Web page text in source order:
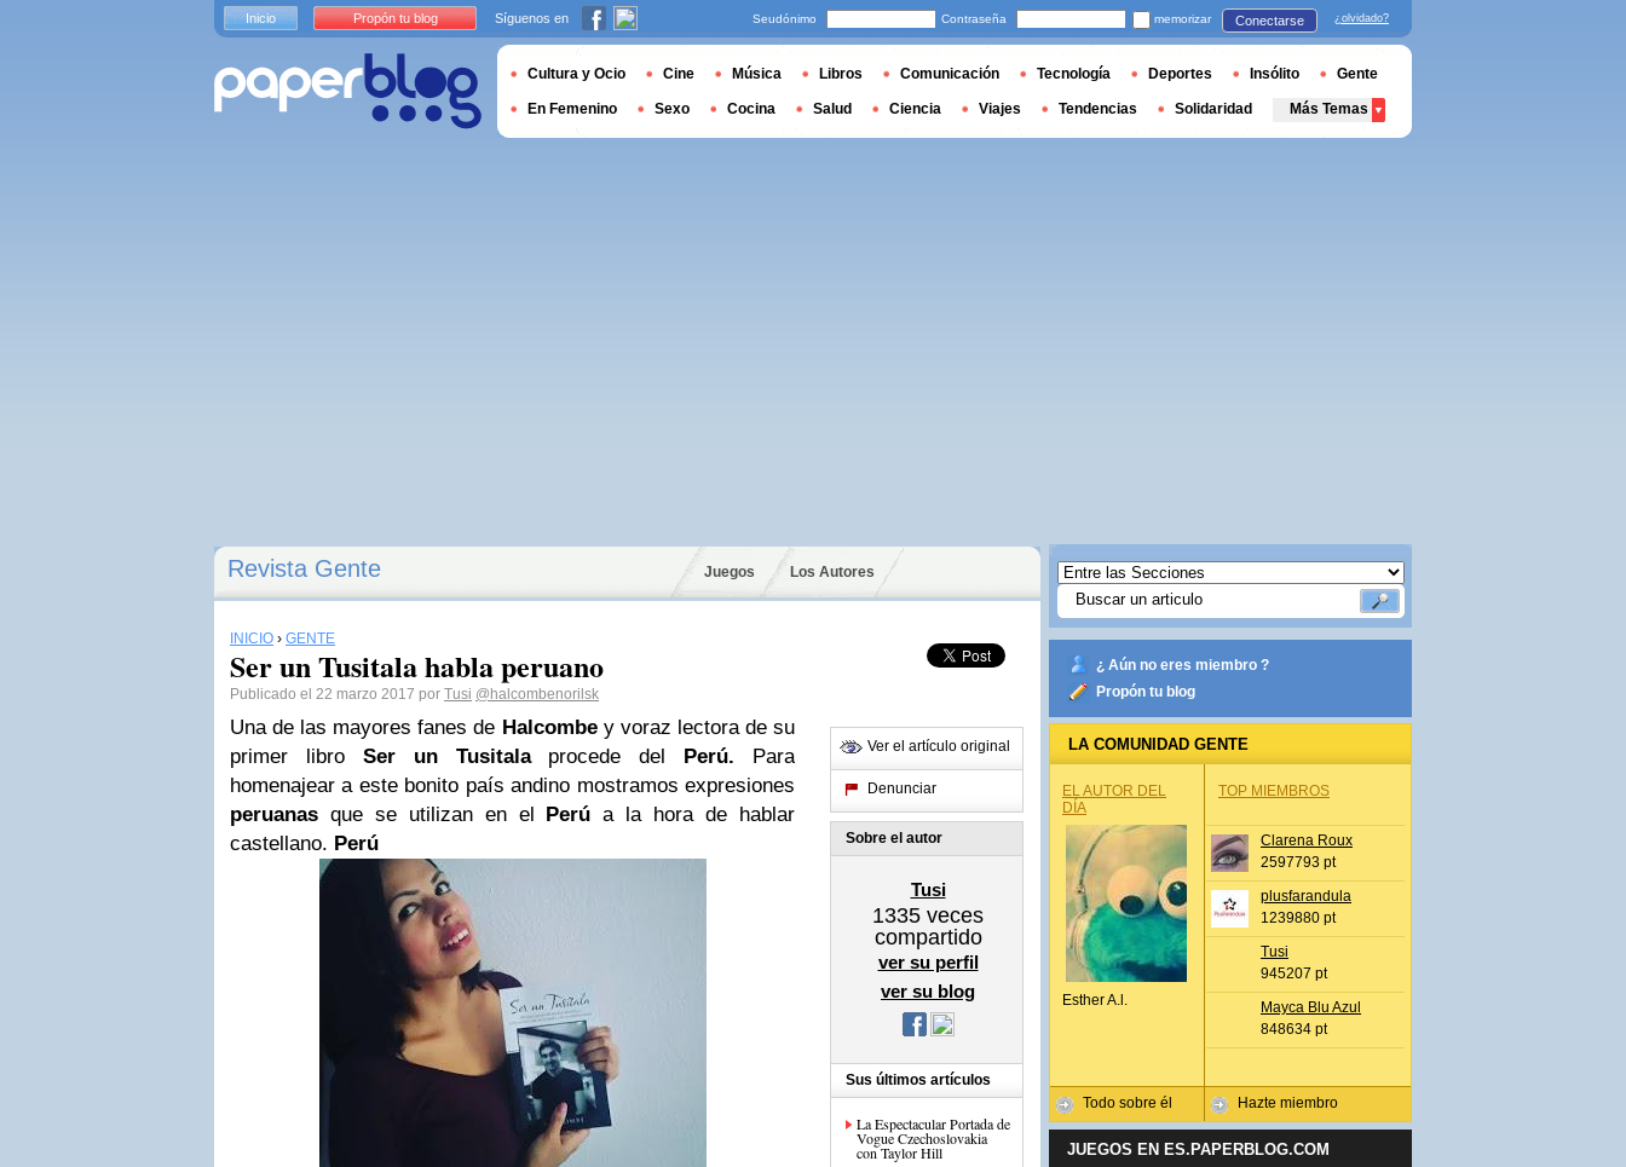
Revista Gente Juegos Los Autores
INICIO › GENTE
Ser un Tusitala habla peruano
Publicado el 22 marzo 2017 por Tusi @halcombenorilsk
Una de las mayores fanes de Halcombey voraz lectora de su
primer libro Ser un Tusitala procede del Perú. Para
homenajear a este bonito país andino mostramos expresiones
peruanas que se utilizan en el Perú a la hora de hablar
castellano. Perú
Ver el artículo original
Denunciar
Sobre el autor
Tusi
1335 veces
compartido
ver su perfil
ver su blog
Sus últimos artículos
La Espectacular Portada de
Vogue Czechoslovakia
con Taylor Hill
¿ Aún no eres miembro ?
Propón tu blog
LA COMUNIDAD GENTE
EL AUTOR DEL
DÍA
Esther A.l.
Todo sobre él
TOP MIEMBROS
Clarena Roux
2597793 pt
plusfarandula
1239880 pt
Tusi
945207 pt
Mayca Blu Azul
848634 pt
Hazte miembro
JUEGOS EN ES.PAPERBLOG.COM
Inicio Propón tu blog Síguenos en Seudónimo Contraseña memorizar Conectarse ¿olvidado?
Cultura y Ocio Cine Música Libros Comunicación Tecnología Deportes Insólito Gente
En Femenino Sexo Cocina Salud Ciencia Viajes Tendencias Solidaridad Más Temas